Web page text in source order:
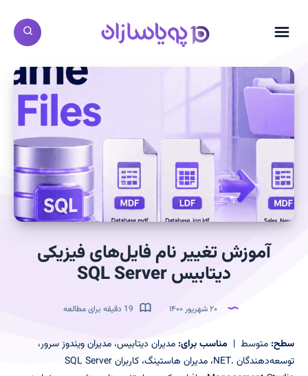
آموزش تغییر نام فایل‌های فیزیکی
دیتابیس SQL Server
۲۰ شهریور ۱۴۰۰
سطح: متوسط | مناسب برای: مدیران دیتابیس، مدیران ویندوز سرور،
توسعه‌دهندگان .NET، مدیران هاستینگ، کاربران SQL Server